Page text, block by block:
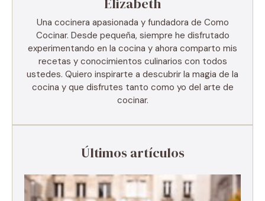
Una cocinera apasionada y fundadora de Como
Cocinar. Desde pequeña, siempre he disfrutado
experimentando en la cocina y ahora comparto mis
recetas y conocimientos culinarios con todos
ustedes. Quiero inspirarte a descubrir la magia de la
cocina y que disfrutes tanto como yo del arte de
cocinar.
Últimos artículos